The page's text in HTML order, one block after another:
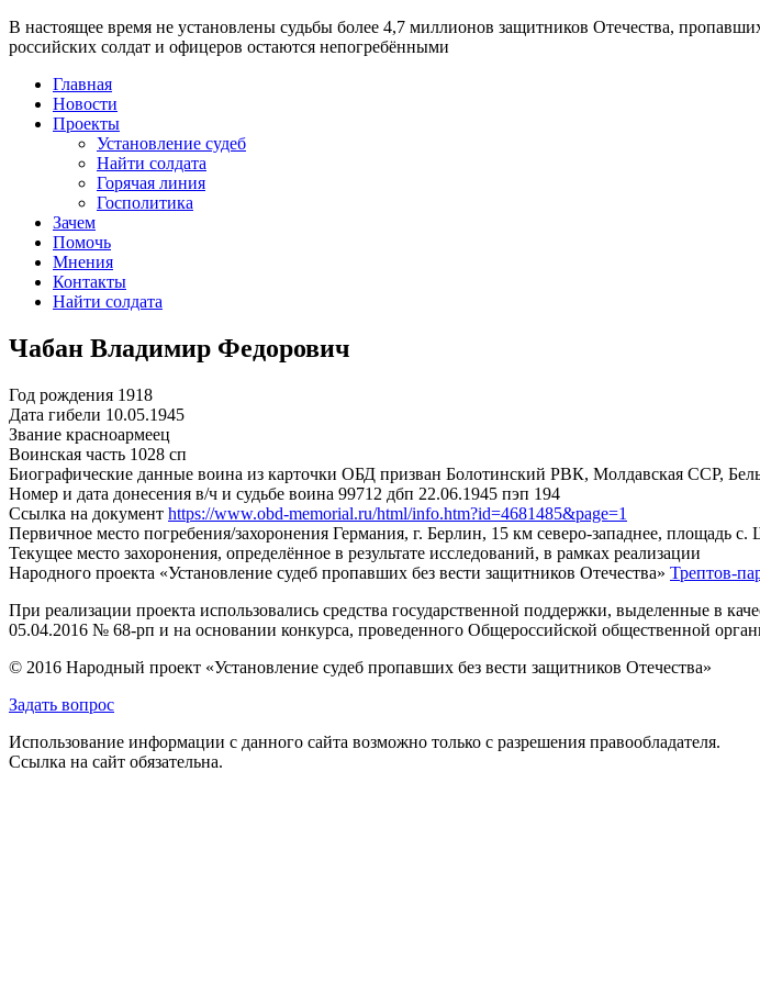
В настоящее время не установлены судьбы более 4,7 миллионов защитников Отечества,
российских солдат и офицеров остаются непогребёнными
Главная
Новости
Проекты
Установление судеб
Найти солдата
Горячая линия
Госполитика
Зачем
Помочь
Мнения
Контакты
Найти солдата
Чабан Владимир Федорович
Год рождения 1918
Дата гибели 10.05.1945
Звание красноармеец
Воинская часть 1028 сп
Биографические данные воина из карточки ОБД призван Болотинский РВК, Молдавская ССР,
Номер и дата донесения в/ч и судьбе воина 99712 дбп 22.06.1945 пэп 194
Ссылка на документ https://www.obd-memorial.ru/html/info.htm?id=4681485&page=1
Первичное место погребения/захоронения Германия, г. Берлин, 15 км северо-западнее, площадь с.
Текущее место захоронения, определённое в результате исследований, в рамках реализации
Народного проекта «Установление судеб пропавших без вести защитников Отечества» Трептов-
При реализации проекта использовались средства государственной поддержки, выделенные в
05.04.2016 № 68-рп и на основании конкурса, проведенного Общероссийской общественной
© 2016 Народный проект «Установление судеб пропавших без вести защитников Отечества»
Задать вопрос
Использование информации с данного сайта возможно только с разрешения правообладателя.
Ссылка на сайт обязательна.